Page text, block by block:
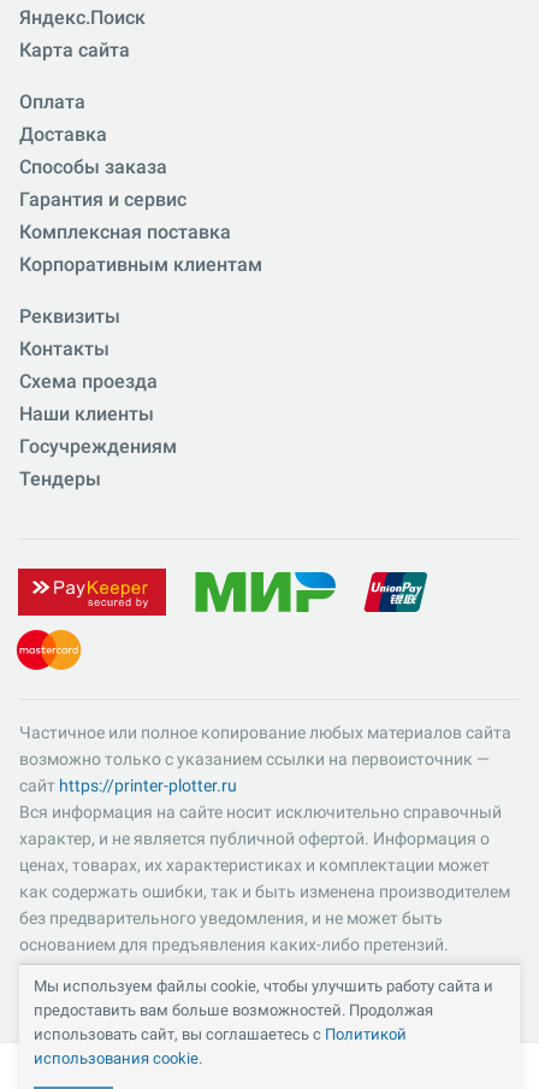
Яндекс.Поиск
Карта сайта
Оплата
Доставка
Способы заказа
Гарантия и сервис
Комплексная поставка
Корпоративным клиентам
Реквизиты
Контакты
Схема проезда
Наши клиенты
Госучреждениям
Тендеры
Частичное или полное копирование любых материалов сайта
возможно только с указанием ссылки на первоисточник —
сайт https://printer-plotter.ru
Вся информация на сайте носит исключительно справочный
характер, и не является публичной офертой. Информация о
ценах, товарах, их характеристиках и комплектации может
как содержать ошибки, так и быть изменена производителем
без предварительного уведомления, и не может быть
основанием для предъявления каких-либо претензий.
Пожалуйста, уточняйте существенные для вас характеристики
и компоненты комплектации товаров. Все цены указаны в
российских рублях и включают в себя НДС 22%.
Мы используем файлы cookie, чтобы улучшить работу сайта и
предоставить вам больше возможностей. Продолжая
использовать сайт, вы соглашаетесь с Политикой
использования cookie.